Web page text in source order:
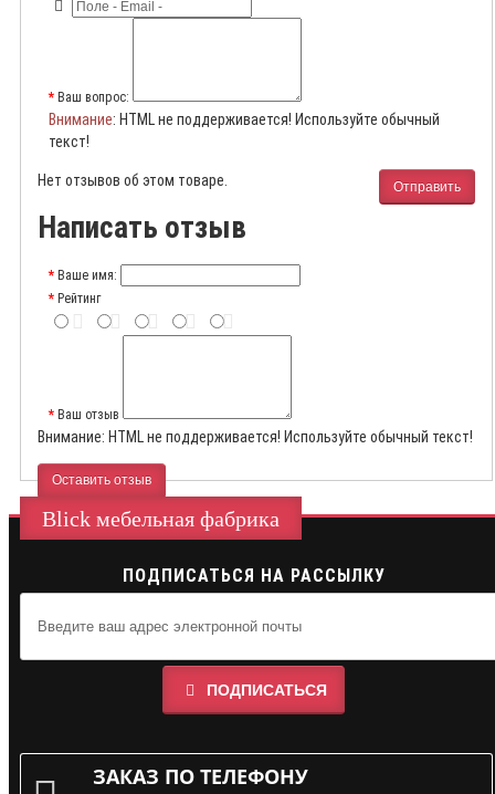
Ваш вопрос:
Внимание: HTML не поддерживается! Используйте обычный
текст!
Отправить
Нет отзывов об этом товаре.
Написать отзыв
Ваше имя:
Рейтинг
Ваш отзыв
Внимание: HTML не поддерживается! Используйте обычный текст!
Оставить отзыв
Blick мебельная фабрика
ПОДПИСАТЬСЯ НА РАССЫЛКУ
ПОДПИСАТЬСЯ
ЗАКАЗ ПО ТЕЛЕФОНУ